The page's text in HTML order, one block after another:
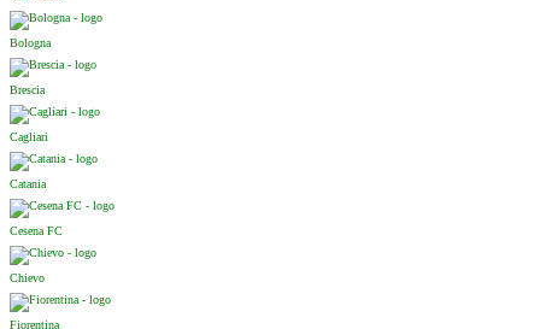
Bologna
Brescia
Cagliari
Catania
Cesena FC
Chievo
Fiorentina